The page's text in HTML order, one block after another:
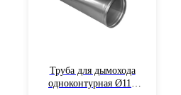
Труба для дымохода
одноконтурная Ø110